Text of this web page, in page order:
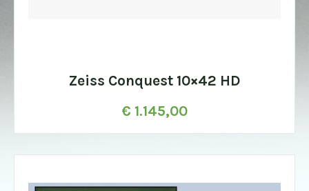
Zeiss Conquest 10×42 HD
€ 1.145,00